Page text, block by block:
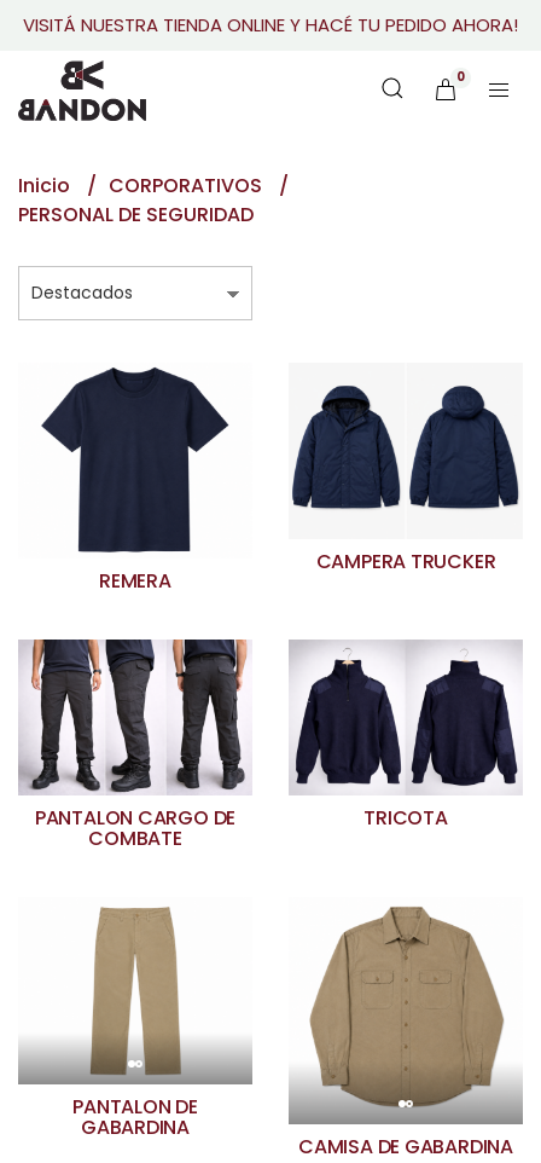
VISITÁ NUESTRA TIENDA ONLINE Y HACÉ TU PEDIDO AHORA!
0
Inicio
CORPORATIVOS
PERSONAL DE SEGURIDAD
REMERA
CAMPERA TRUCKER
PANTALON CARGO DE
COMBATE
TRICOTA
PANTALON DE
GABARDINA
CAMISA DE GABARDINA